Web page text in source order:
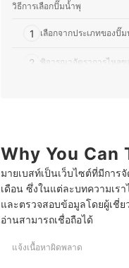
วิธีการเลือกปั๊มน้ำพุ
1 เลือกจากประเภทของปั๊
2 พิจารณาอัตราการไหล
ข้อควรระวังในการใช้ปั๊มน้ำพุ
บทส่งท้าย
Why You Can
มายเบสท์เป็นเว็บไซต์ที่มีกา
เดือน ซึ่งในแต่ละบทความเร
และตรวจสอบข้อมูลโดยผู้เชี่
อ่านสามารถเชื่อถือได้
แจ้งเนื้อหาผิดพลาด